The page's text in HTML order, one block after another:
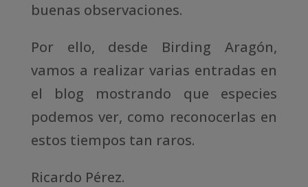
buenas observaciones.
Por ello, desde Birding Aragón,
vamos a realizar varias entradas en
el blog mostrando que especies
podemos ver, como reconocerlas en
estos tiempos tan raros.
Ricardo Pérez.